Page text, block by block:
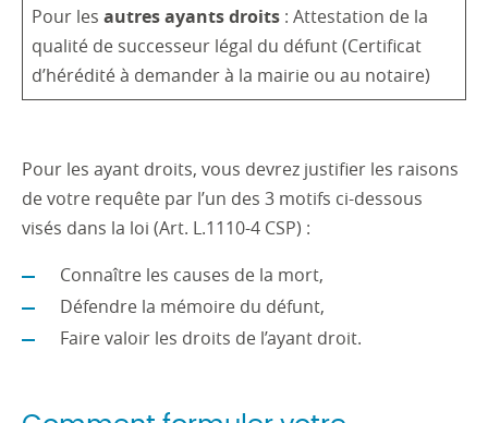
Pour les autres ayants droits : Attestation de la
qualité de successeur légal du défunt (Certificat
d’hérédité à demander à la mairie ou au notaire)
Pour les ayant droits, vous devrez justifier les raisons
de votre requête par l’un des 3 motifs ci-dessous
visés dans la loi (Art. L.1110-4 CSP) :
Connaître les causes de la mort,
Défendre la mémoire du défunt,
Faire valoir les droits de l’ayant droit.